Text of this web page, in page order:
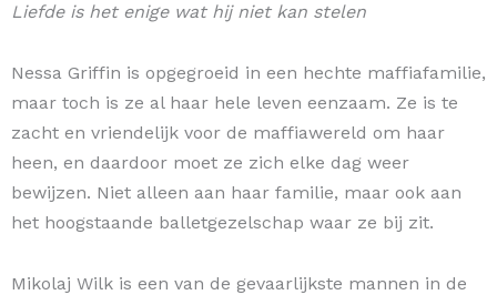
Liefde is het enige wat hij niet kan stelen
Nessa Griffin is opgegroeid in een hechte maffiafamilie,
maar toch is ze al haar hele leven eenzaam. Ze is te
zacht en vriendelijk voor de maffiawereld om haar
heen, en daardoor moet ze zich elke dag weer
bewijzen. Niet alleen aan haar familie, maar ook aan
het hoogstaande balletgezelschap waar ze bij zit.
Mikolaj Wilk is een van de gevaarlijkste mannen in de